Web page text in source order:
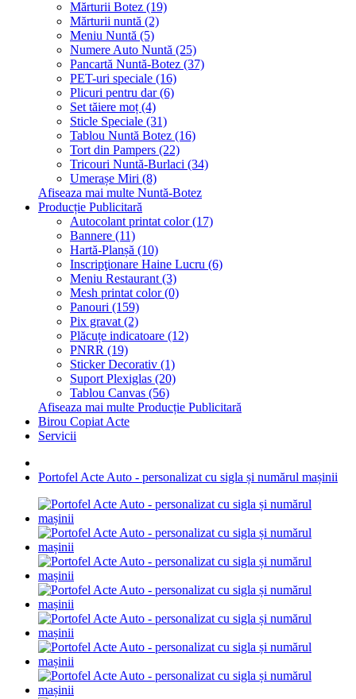
Mărturii Botez (19)
Mărturii nuntă (2)
Meniu Nuntă (5)
Numere Auto Nuntă (25)
Pancartă Nuntă-Botez (37)
PET-uri speciale (16)
Plicuri pentru dar (6)
Set tăiere moț (4)
Sticle Speciale (31)
Tablou Nuntă Botez (16)
Tort din Pampers (22)
Tricouri Nuntă-Burlaci (34)
Umerașe Miri (8)
Afiseaza mai multe Nuntă-Botez
Producție Publicitară
Autocolant printat color (17)
Bannere (11)
Hartă-Planșă (10)
Inscripţionare Haine Lucru (6)
Meniu Restaurant (3)
Mesh printat color (0)
Panouri (159)
Pix gravat (2)
Plăcuțe indicatoare (12)
PNRR (19)
Sticker Decorativ (1)
Suport Plexiglas (20)
Tablou Canvas (56)
Afiseaza mai multe Producție Publicitară
Birou Copiat Acte
Servicii
Portofel Acte Auto - personalizat cu sigla și numărul mașinii